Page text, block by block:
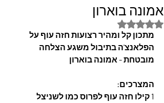
אמונה בוארון
דירוג של NaN מתוך 5 כוכבים
מתכון קל ומהיר רצועות חזה עוף על
הפלאנצ'ה בתיבול משגע הצלחה
מובטחת - אמונה בוארון
המצרכים:
1 קילו חזה עוף לפרוס כמו לשניצל